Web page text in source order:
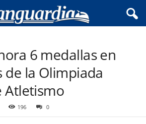
6 medallas en
de la Olimpiada
Atletismo
196 0